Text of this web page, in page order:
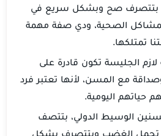
بتتصرف صح وبشكل سريع في
الصحية، ودي صفة مهمة
تمتلكها.
لازم الجليسة تكون قادرة على
مع المسن، لأنها تعتبر فرد
حياتهم اليومية.
الوسيط الدولي، بتتصف
تحمل الغضب وبتتصرف بشكل